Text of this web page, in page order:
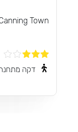
Town
דקה מתחנת